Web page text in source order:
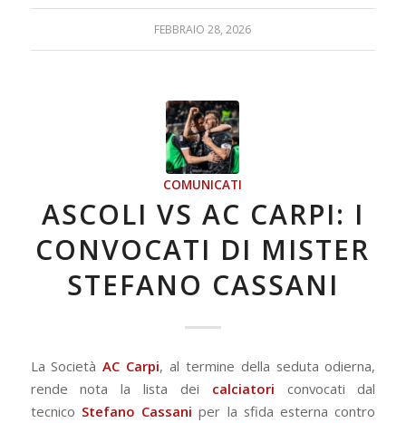
FEBBRAIO 28, 2026
COMUNICATI
ASCOLI VS AC CARPI: I
CONVOCATI DI MISTER
STEFANO CASSANI
La SocietàAC Carpi, al termine della seduta odierna,
rende nota la lista dei calciatori convocati dal
tecnico Stefano Cassani per la sfida esterna contro